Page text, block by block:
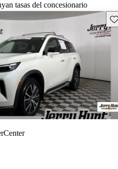
tasas del concesionario